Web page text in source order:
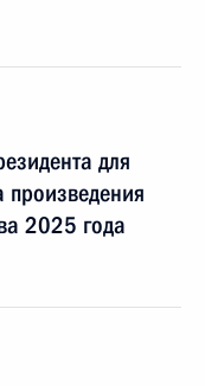
для
произведения
2025 года